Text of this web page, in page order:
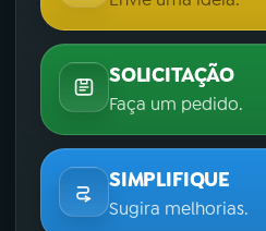
SOLICITAÇÃO
Faça um pedido.
SIMPLIFIQUE
Sugira melhorias.